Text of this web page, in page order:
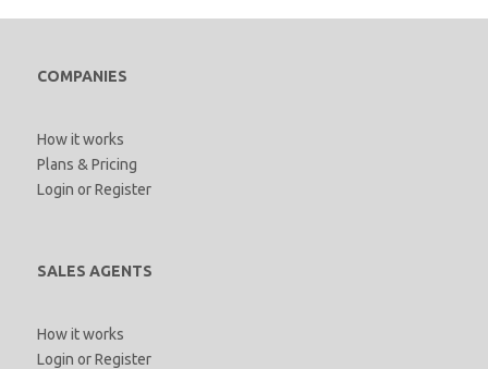
COMPANIES
How it works
Plans & Pricing
Login orRegister
SALES AGENTS
How it works
Login orRegister